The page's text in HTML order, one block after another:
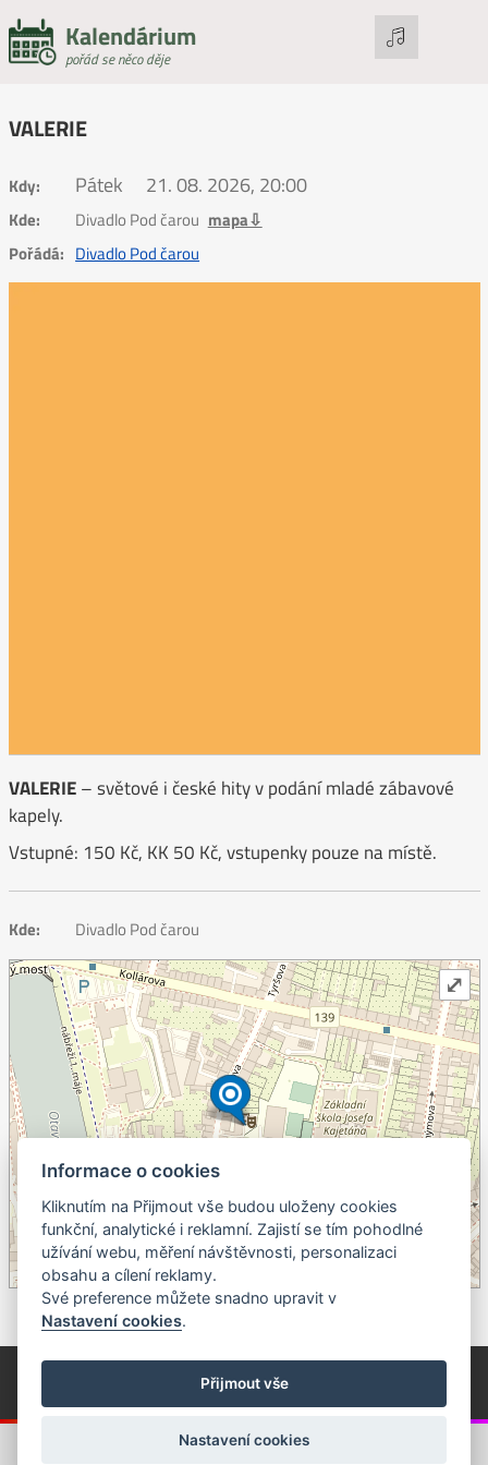
Kalendárium
pořád se něco děje
VALERIE
Kdy: Pátek 21. 08. 2026, 20:00
Kde: Divadlo Pod čarou mapa⇩
Pořádá: Divadlo Pod čarou
VALERIE– světové i české hity v podání mladé zábavové
kapely.
Vstupné: 150 Kč, KK 50 Kč, vstupenky pouze na místě.
Kde: Divadlo Pod čarou
©OpenStreetMapcontributors.
⤢
© Píseckem / Kalendárium (Změna programu vyhrazena!)
(Cookies)
© 2018 - 2026 Realizace a správa webu:
Informace o cookies
Kliknutím na Přijmout vše budou uloženy cookies
funkční, analytické i reklamní. Zajistí se tím pohodlné
užívání webu, měření návštěvnosti, personalizaci
obsahu a cílení reklamy.
Své preference můžete snadno upravit v
Nastavení cookies.
Přijmout vše
Nastavení cookies